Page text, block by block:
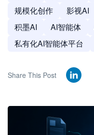
规模化创作
影视AI
积墨AI
AI智能体
私有化AI智能体平台
Share This Post